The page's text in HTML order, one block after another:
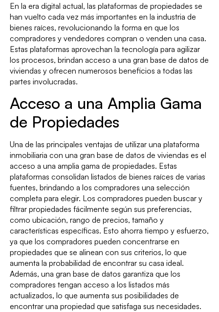
En la era digital actual, las plataformas de propiedades se
han vuelto cada vez más importantes en la industria de
bienes raíces, revolucionando la forma en que los
compradores y vendedores compran o venden una casa.
Estas plataformas aprovechan la tecnología para agilizar
los procesos, brindan acceso a una gran base de datos de
viviendas y ofrecen numerosos beneficios a todas las
partes involucradas.
Acceso a una Amplia Gama
de Propiedades
Una de las principales ventajas de utilizar una plataforma
inmobiliaria con una gran base de datos de viviendas es el
acceso a una amplia gama de propiedades. Estas
plataformas consolidan listados de bienes raíces de varias
fuentes, brindando a los compradores una selección
completa para elegir. Los compradores pueden buscar y
filtrar propiedades fácilmente según sus preferencias,
como ubicación, rango de precios, tamaño y
características específicas. Esto ahorra tiempo y esfuerzo,
ya que los compradores pueden concentrarse en
propiedades que se alinean con sus criterios, lo que
aumenta la probabilidad de encontrar su casa ideal.
Además, una gran base de datos garantiza que los
compradores tengan acceso a los listados más
actualizados, lo que aumenta sus posibilidades de
encontrar una propiedad que satisfaga sus necesidades.